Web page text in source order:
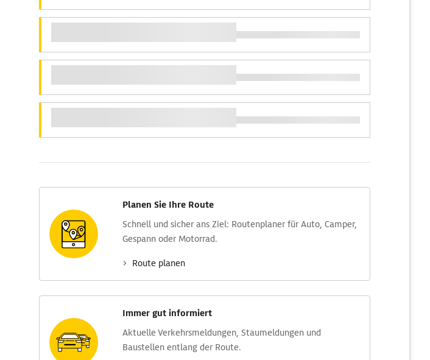
Planen Sie Ihre Route
Schnell und sicher ans Ziel: Routen­planer für Auto, Camper,
Gespann oder Motorrad.
Route planen
Immer gut informiert
Aktuelle Verkehrs­meldungen, Stau­meldungen und
Baustellen entlang der Route.